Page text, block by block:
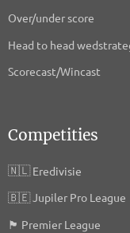
Over/under score
Head to head
Scorecast/Wincast
Competities
🇳🇱Eredivisie
🇧🇪Jupiler Pro League
🏴󠁧󠁢󠁥󠁮󠁧󠁿 Premier League